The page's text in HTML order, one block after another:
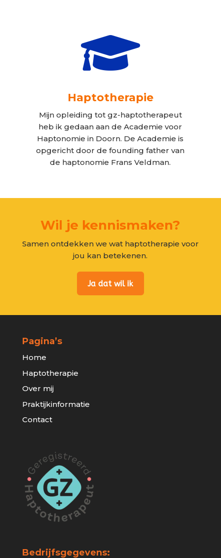

Haptotherapie
Mijn opleiding tot gz-haptotherapeut
heb ik gedaan aan de Academie voor
Haptonomie in Doorn. De Academie is
opgericht door de founding father van
de haptonomie Frans Veldman.
Wil je kennismaken?
Samen ontdekken we wat haptotherapie voor
jou kan betekenen.
Ja dat wil ik
Pagina’s
Home
Haptotherapie
Over mij
Praktijkinformatie
Contact
Bedrijfsgegevens: